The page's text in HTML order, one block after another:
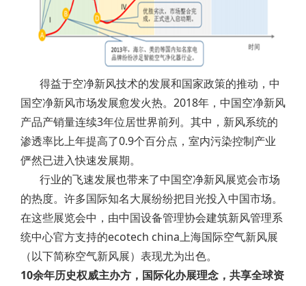
得益于空净新风技术的发展和国家政策的推动，中
国空净新风市场发展愈发火热。2018年，中国空净新风
产品产销量连续3年位居世界前列。其中，新风系统的
渗透率比上年提高了0.9个百分点，室内污染控制产业
俨然已进入快速发展期。
行业的飞速发展也带来了中国空净新风展览会市场
的热度。许多国际知名大展纷纷把目光投入中国市场。
在这些展览会中，由中国设备管理协会建筑新风管理系
统中心官方支持的ecotech china上海国际空气新风展
（以下简称空气新风展）表现尤为出色。
10余年历史权威主办方，国际化办展理念，共享全球资